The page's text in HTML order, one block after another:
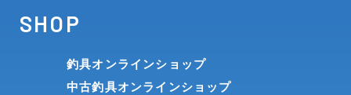
SHOP
釣具オンラインショップ
中古釣具オンラインショップ